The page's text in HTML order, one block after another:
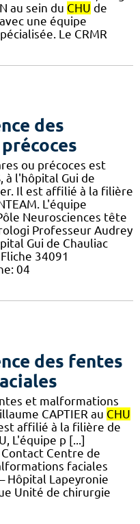
au sein du CHU de
une équipe
Le CRMR
des
ou précoces est
à l'hôpital Gui de
Il est affilié à la filière
L'équipe
Neurosciences tête
Professeur Audrey
Gui de Chauliac
34091
04
des fentes
et malformations
CAPTIER au CHU
affilié à la filière de
L'équipe p [...]
Contact Centre de
faciales
Hôpital Lapeyronie
Unité de chirurgie